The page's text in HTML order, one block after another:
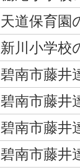
天道保育園
新川小学校
碧南市藤井
碧南市藤井
碧南市藤井
碧南市藤井